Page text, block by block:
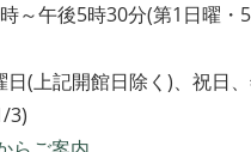
～午後5時30分(第1日曜・
日(上記開館日除く)、祝日
3)